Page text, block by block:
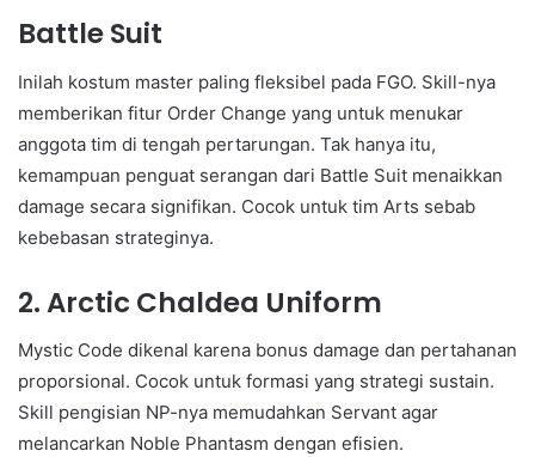
Battle Suit
Inilah kostum master paling fleksibel pada FGO. Skill-nya
memberikan fitur Order Change yang untuk menukar
anggota tim di tengah pertarungan. Tak hanya itu,
kemampuan penguat serangan dari Battle Suit menaikkan
damage secara signifikan. Cocok untuk tim Arts sebab
kebebasan strateginya.
2. Arctic Chaldea Uniform
Mystic Code dikenal karena bonus damage dan pertahanan
proporsional. Cocok untuk formasi yang strategi sustain.
Skill pengisian NP-nya memudahkan Servant agar
melancarkan Noble Phantasm dengan efisien.